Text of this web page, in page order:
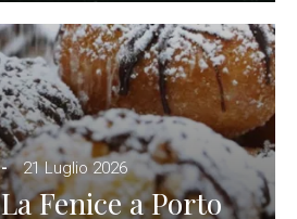
21 Luglio 2026
Fenice a Porto